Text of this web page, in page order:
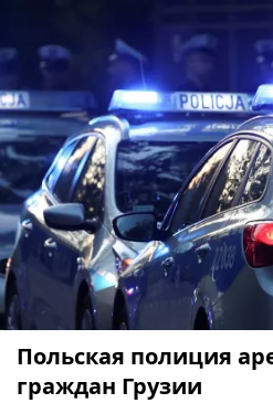
Польская полиция
граждан Грузии